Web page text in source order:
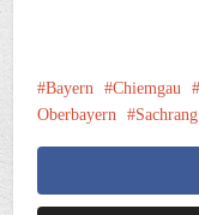
Bayern Chiemgau
Oberbayern
Sachrang